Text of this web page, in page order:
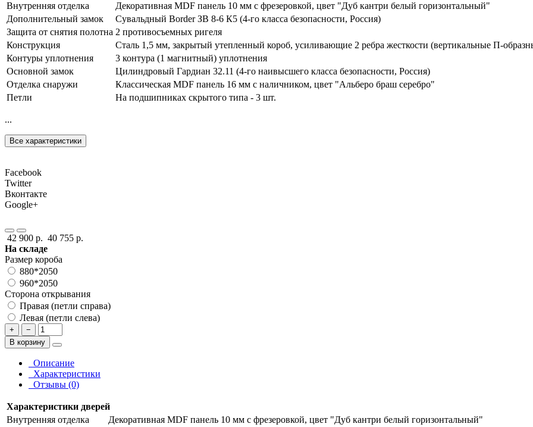
Внутренняя отделка
Декоративная MDF панель 10 мм с фрезеровкой, цвет "Дуб кантри белый горизонтальный"
Дополнительный замок
Сувальдный Border ЗВ 8-6 К5 (4-го класса безопасности, Россия)
Защита от снятия полотна 2 противосъемных ригеля
Конструкция
Сталь 1,5 мм, закрытый утепленный короб, усиливающие 2 ребра жесткости (вертикальные П-
Контуры уплотнения
3 контура (1 магнитный) уплотнения
Основной замок
Цилиндровый Гардиан 32.11 (4-го наивысшего класса безопасности, Россия)
Отделка снаружи
Классическая MDF панель 16 мм с наличником, цвет "Альберо браш серебро"
Петли
На подшипниках скрытого типа - 3 шт.
...
Все характеристики
Facebook
Twitter
Вконтакте
Google+
42 900 р. 40 755 р.
На складе
Размер короба
880*2050
960*2050
Сторона открывания
Правая (петли справа)
Левая (петли слева)
+
−
В корзину
Описание
Характеристики
Отзывы (0)
Характеристики дверей
Внутренняя отделка
Декоративная MDF панель 10 мм с фрезеровкой, цвет "Дуб кантри белый горизонтальный"